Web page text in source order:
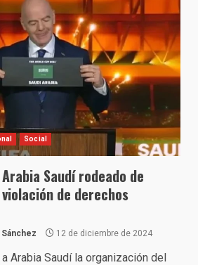
Social
Saudí rodeado de
de derechos
12 de diciembre de 2024
Arabia Saudí la organización del